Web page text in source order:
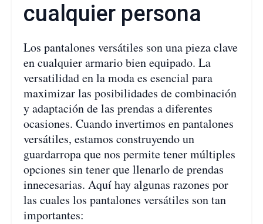
cualquier persona
Los pantalones versátiles son una pieza clave
en cualquier armario bien equipado. La
versatilidad en la moda es esencial para
maximizar las posibilidades de combinación
y adaptación de las prendas a diferentes
ocasiones. Cuando invertimos en pantalones
versátiles, estamos construyendo un
guardarropa que nos permite tener múltiples
opciones sin tener que llenarlo de prendas
innecesarias. Aquí hay algunas razones por
las cuales los pantalones versátiles son tan
importantes: